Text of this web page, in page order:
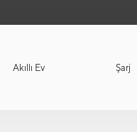
Akıllı Ev Şarj